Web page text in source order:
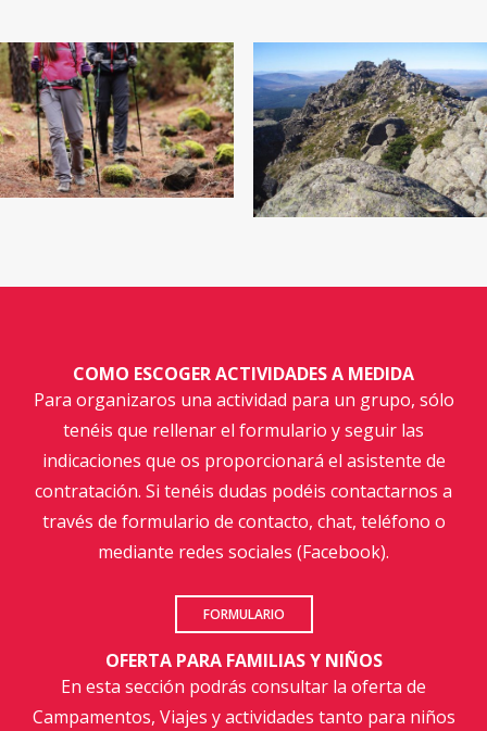
25€ 25€
COMO ESCOGER ACTIVIDADES A MEDIDA
Para organizaros una actividad para un grupo, sólo
tenéis que rellenar el formulario y seguir las
indicaciones que os proporcionará el asistente de
contratación. Si tenéis dudas podéis contactarnos a
través de formulario de contacto, chat, teléfono o
mediante redes sociales (Facebook).
FORMULARIO
OFERTA PARA FAMILIAS Y NIÑOS
En esta sección podrás consultar la oferta de
Campamentos, Viajes y actividades tanto para niños